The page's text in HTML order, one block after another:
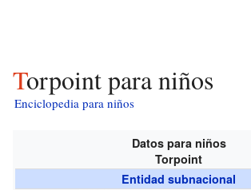
Torpoint para niños
Enciclopedia para niños
Datos para niños
Torpoint
Entidad subnacional